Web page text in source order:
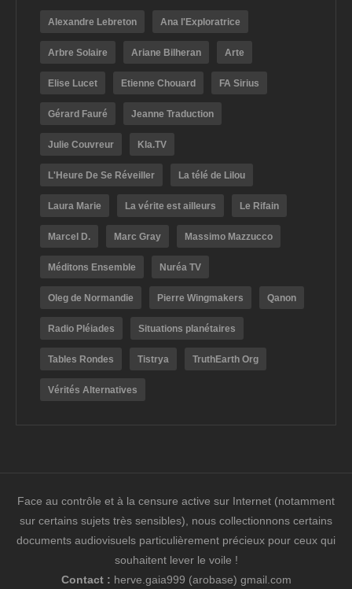
Alexandre Lebreton Ana l'Exploratrice
Arbre Solaire Ariane Bilheran Arte
Elise Lucet Etienne Chouard FA Sirius
Gérard Fauré Jeanne Traduction
Julie Couvreur Kla.TV
L'Heure De Se Réveiller La télé de Lilou
Laura Marie La vérite est ailleurs Le Rifain
Marcel D. Marc Gray Massimo Mazzucco
Méditons Ensemble Nuréa TV
Oleg de Normandie Pierre Wingmakers Qanon
Radio Pléiades Situations planétaires
Tables Rondes Tistrya TruthEarth Org
Vérités Alternatives
Face au contrôle et à la censure active sur Internet (notamment
sur certains sujets très sensibles), nous collectionnons certains
documents audiovisuels particulièrement précieux pour ceux qui
souhaitent lever le voile !
Contact : herve.gaia999 (arobase) gmail.com